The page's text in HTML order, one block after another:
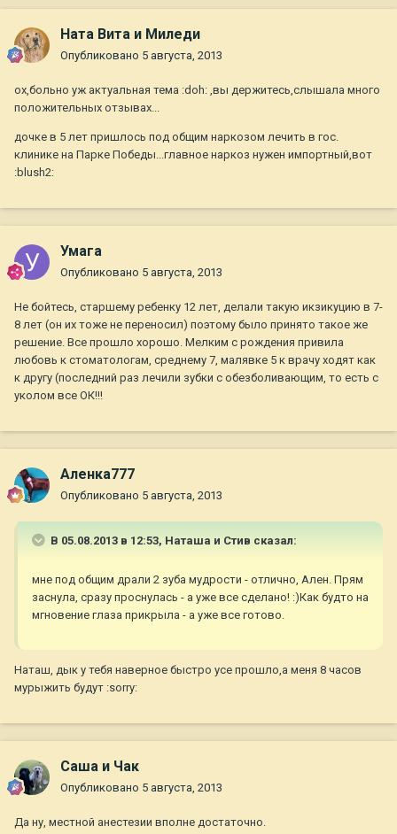
Ната Вита и Миледи
Опубликовано 5 августа, 2013
ох,больно уж актуальная тема :doh: ,вы держитесь,слышала много
положительных отзывах...
дочке в 5 лет пришлось под общим наркозом лечить в гос.
клинике на Парке Победы...главное наркоз нужен импортный,вот
:blush2:
Умага
Опубликовано 5 августа, 2013
Не бойтесь, старшему ребенку 12 лет, делали такую икзикуцию в 7-
8 лет (он их тоже не переносил) поэтому было принято такое же
решение. Все прошло хорошо. Мелким с рождения привила
любовь к стоматологам, среднему 7, малявке 5 к врачу ходят как
к другу (последний раз лечили зубки с обезболивающим, то есть с
уколом все ОК!!!
Аленка777
Опубликовано 5 августа, 2013
В 05.08.2013 в 12:53, Наташа и Стив сказал:
мне под общим драли 2 зуба мудрости - отлично, Ален. Прям
заснула, сразу проснулась - а уже все сделано! :)Как будто на
мгновение глаза прикрыла - а уже все готово.
Наташ, дык у тебя наверное быстро усе прошло,а меня 8 часов
мурыжить будут :sorry:
Саша и Чак
Опубликовано 5 августа, 2013
Да ну, местной анестезии вполне достаточно.